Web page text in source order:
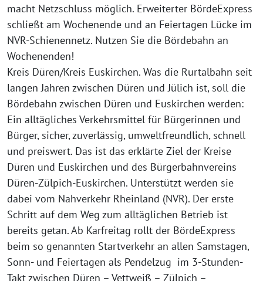
macht Netzschluss möglich. Erweiterter BördeExpress
schließt am Wochenende und an Feiertagen Lücke im
NVR-Schienennetz. Nutzen Sie die Bördebahn an
Wochenenden!
Kreis Düren/Kreis Euskirchen. Was die Rurtalbahn seit
langen Jahren zwischen Düren und Jülich ist, soll die
Bördebahn zwischen Düren und Euskirchen werden:
Ein alltägliches Verkehrsmittel für Bürgerinnen und
Bürger, sicher, zuverlässig, umweltfreundlich, schnell
und preiswert. Das ist das erklärte Ziel der Kreise
Düren und Euskirchen und des Bürgerbahnvereins
Düren-Zülpich-Euskirchen. Unterstützt werden sie
dabei vom Nahverkehr Rheinland (NVR). Der erste
Schritt auf dem Weg zum alltäglichen Betrieb ist
bereits getan. Ab Karfreitag rollt der BördeExpress
beim so genannten Startverkehr an allen Samstagen,
Sonn- und Feiertagen als Pendelzug im 3-Stunden-
Takt zwischen Düren – Vettweiß – Zülpich –